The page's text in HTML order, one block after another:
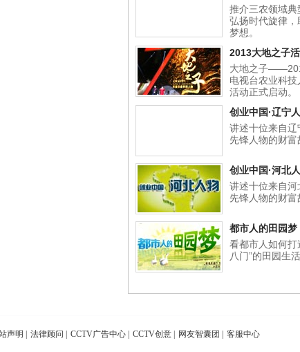
推介三农领域典
弘扬时代旋律，
梦想。
2013大地之子
大地之子
电视台农业科技
活动正式启动。
创业中国·辽宁
讲述十位来自辽
先锋人物的财富
创业中国·河北
讲述十位来自河
先锋人物的财富
都市人的田园梦
看都市人如何打
八门”的田园生活
声明 法律顾问 CCTV广告中心 CCTV创意 网友智囊团 客服中心